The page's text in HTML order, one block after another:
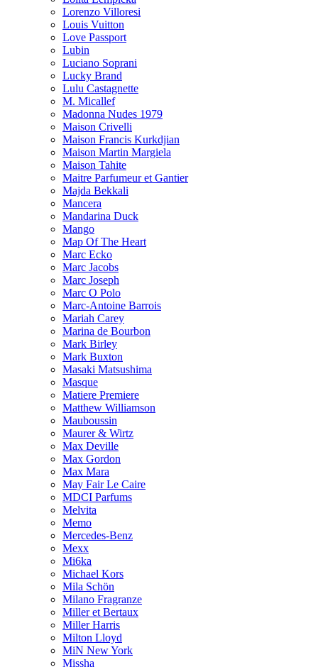
Lorenzo Villoresi
Louis Vuitton
Love Passport
Lubin
Luciano Soprani
Lucky Brand
Lulu Castagnette
M. Micallef
Madonna Nudes 1979
Maison Crivelli
Maison Francis Kurkdjian
Maison Martin Margiela
Maison Tahite
Maitre Parfumeur et Gantier
Majda Bekkali
Mancera
Mandarina Duck
Mango
Map Of The Heart
Marc Ecko
Marc Jacobs
Marc Joseph
Marc O Polo
Marc-Antoine Barrois
Mariah Carey
Marina de Bourbon
Mark Birley
Mark Buxton
Masaki Matsushima
Masque
Matiere Premiere
Matthew Williamson
Mauboussin
Maurer & Wirtz
Max Deville
Max Gordon
Max Mara
May Fair Le Caire
MDCI Parfums
Melvita
Memo
Mercedes-Benz
Mexx
Mi6ka
Michael Kors
Mila Schön
Milano Fragranze
Miller et Bertaux
Miller Harris
Milton Lloyd
MiN New York
Missha